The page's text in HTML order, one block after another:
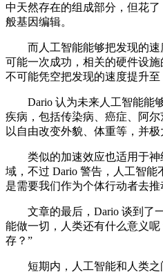
中天然存在的组成部分，但花
般基因编辑。
而人工智能能够把发现的速
可能一次成功，相关的硬件设
不可能凭空把发现的速度提升至
Dario 认为未来人工智能能
疾病，包括传染病、癌症、阿
以自由改变外貌、体重等，并极
类似的加速效应也适用于神
域，不过 Dario 警告，人工智
是需要我们作为个体行动者去推
文章的最后，Dario 谈到了一
能做一切，人类还有什么意义
存？”
短期内，人工智能和人类之